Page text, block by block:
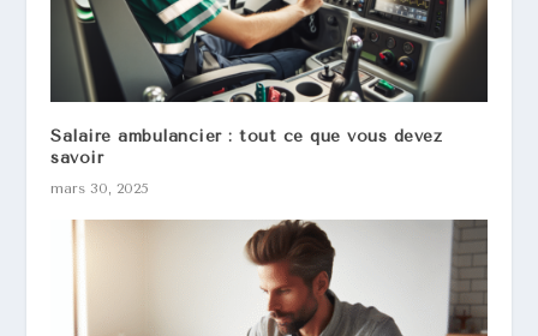
Salaire ambulancier : tout ce que vous devez
savoir
mars 30, 2025